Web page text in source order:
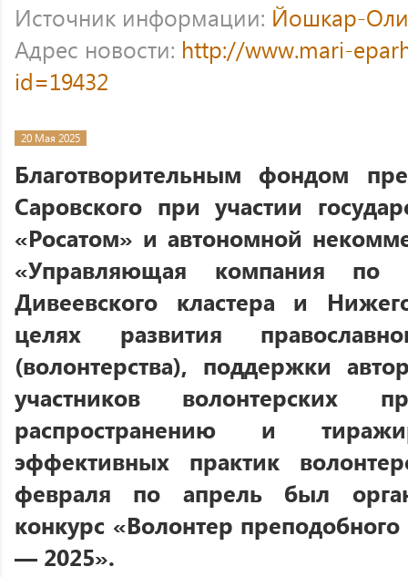
Источник информации: Йошкар-
Адрес новости: http://www.mari-
id=19432
20 Мая 2025
Благотворительным фондом
Саровского при участии
«Росатом» и автономной
«Управляющая компания по
Дивеевского кластера и
целях развития
(волонтерства), поддержки
участников волонтерских
распространению и
эффективных практик
февраля по апрель был
конкурс «Волонтер
— 2025».